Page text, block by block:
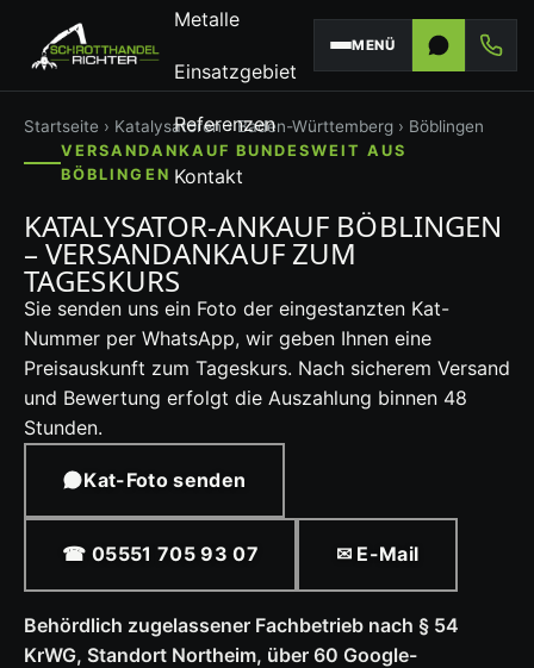
Metalle
Einsatzgebiet
Referenzen
Kontakt
MENÜ
Startseite › Katalysatoren›Baden-Württemberg › Böblingen
VERSANDANKAUF BUNDESWEIT AUS
BÖBLINGEN
KATALYSATOR-ANKAUF BÖBLINGEN
– VERSANDANKAUF ZUM
TAGESKURS
Sie senden uns ein Foto der eingestanzten Kat-
Nummer per WhatsApp, wir geben Ihnen eine
Preisauskunft zum Tageskurs. Nach sicherem Versand
und Bewertung erfolgt die Auszahlung binnen 48
Stunden.
Kat-Foto senden
☎ 05551 705 93 07 ✉ E-Mail
Behördlich zugelassener Fachbetrieb nach § 54
KrWG, Standort Northeim, über 60 Google-